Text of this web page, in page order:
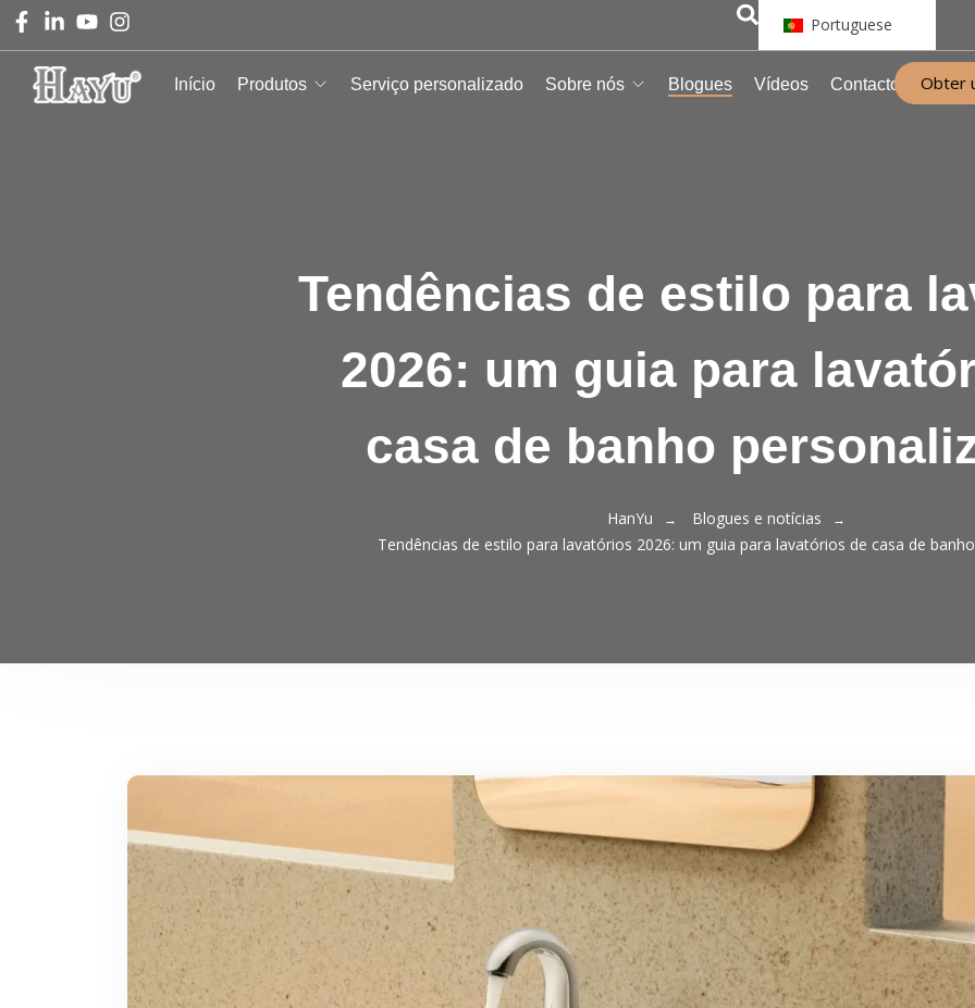
Portuguese
Início Produtos Serviço personalizado Sobre nós Blogues Vídeos Contacto Obter
Tendências de estilo para
2026: um guia para
casa de banho
HanYu
Blogues e notícias
Tendências de estilo para lavatórios 2026: um guia para lavatórios de casa de